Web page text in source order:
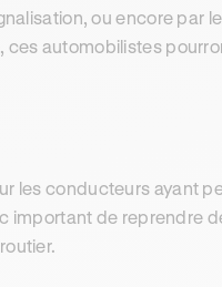
ou encore par
automobilistes
les conducteurs ayant
important de reprendre